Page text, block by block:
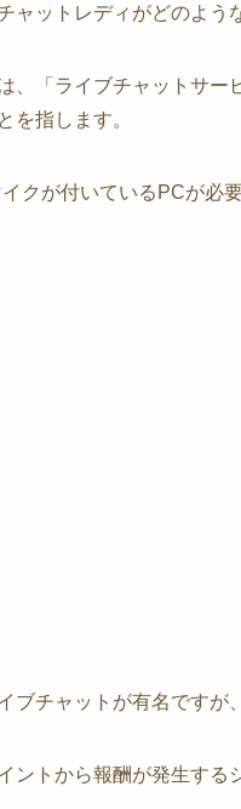
ャットレディがどのよう
、「ライブチャットサー
を指します。
クが付いているPCが必要
ブチャットが有名です
ントから報酬が発生する